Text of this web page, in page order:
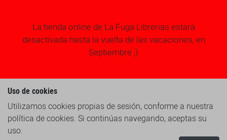
La tienda online de La Fuga Librerias estará
desactivada hasta la vuelta de las vacaciones, en
Septiembre ;)
Uso de cookies
Utilizamos cookies propias de sesión, conforme a nuestra
política de cookies. Si continúas navegando, aceptas su
uso.